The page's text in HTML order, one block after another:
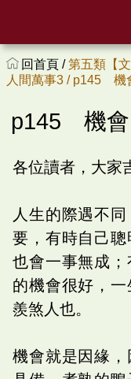
回首頁 /第五類【
人間萬事3 / p145 機
p145 機會
各位讀者，大家
人生的際遇不
要，有時自己聰
也會一事無成
的機會很好，
羨煞人也。
機會就是因緣